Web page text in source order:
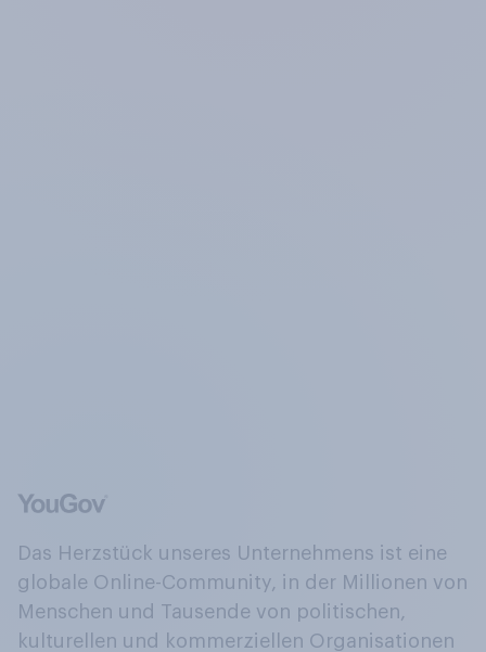
Das Herzstück unseres Unternehmens ist eine
globale Online-Community, in der Millionen von
Menschen und Tausende von politischen,
kulturellen und kommerziellen Organisationen